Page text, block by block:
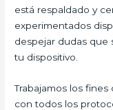
está respaldado y
experimentados
despejar dudas que
tu dispositivo.
Trabajamos los
con todos los